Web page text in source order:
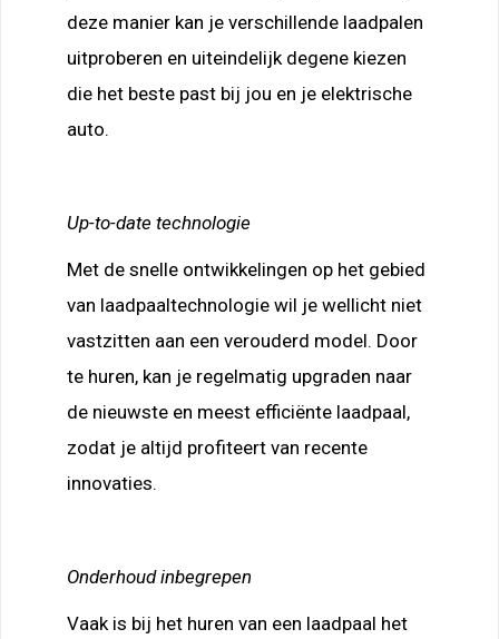
deze manier kan je verschillende laadpalen
uitproberen en uiteindelijk degene kiezen
die het beste past bij jou en je elektrische
auto.
Up-to-date technologie
Met de snelle ontwikkelingen op het gebied
van laadpaaltechnologie wil je wellicht niet
vastzitten aan een verouderd model. Door
te huren, kan je regelmatig upgraden naar
de nieuwste en meest efficiënte laadpaal,
zodat je altijd profiteert van recente
innovaties.
Onderhoud inbegrepen
Vaak is bij het huren van een laadpaal het